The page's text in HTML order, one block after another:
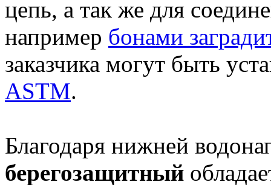
цепь, а так же для
например бонами
заказчика могут быть
ASTM.
Благодаря нижней
берегозащитный